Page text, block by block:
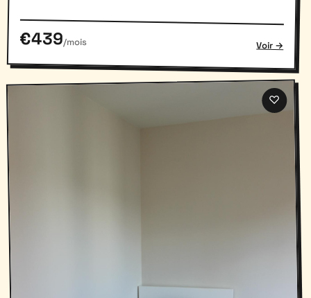
€439/mois Voir →
♡